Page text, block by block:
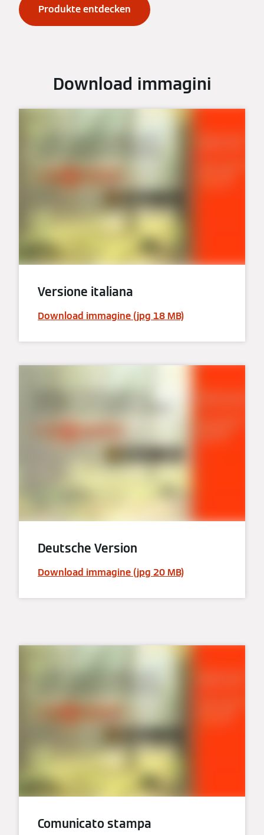
Produkte entdecken
Download immagini
Versione italiana
Download immagine (jpg 18 MB)
Deutsche Version
Download immagine (jpg 20 MB)
Comunicato stampa